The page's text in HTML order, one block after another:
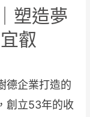
塑造夢
叡
德企業打造的
創立53年的收